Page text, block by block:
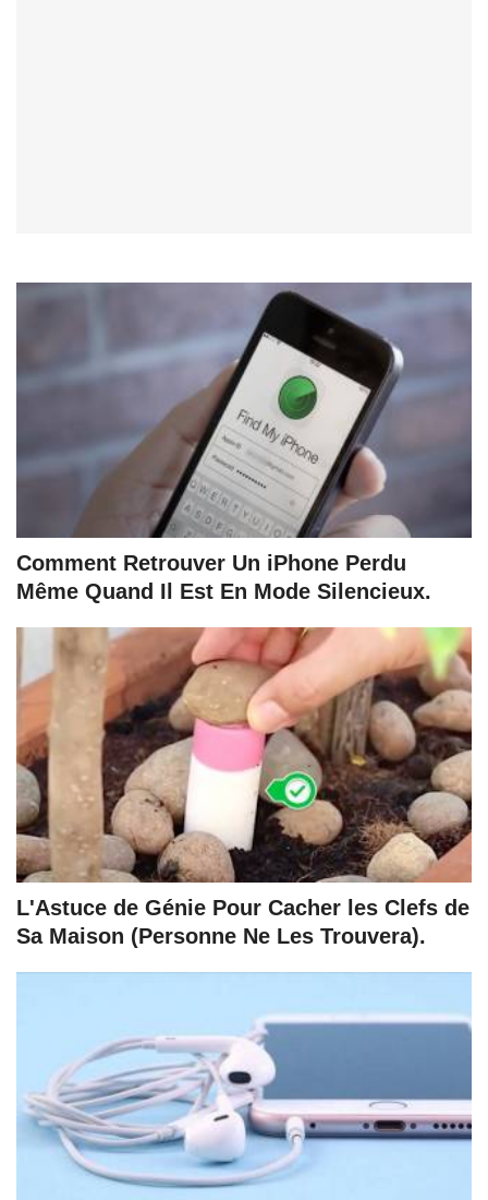
Comment Retrouver Un iPhone Perdu
Même Quand Il Est En Mode Silencieux.
L'Astuce de Génie Pour Cacher les Clefs de
Sa Maison (Personne Ne Les Trouvera).